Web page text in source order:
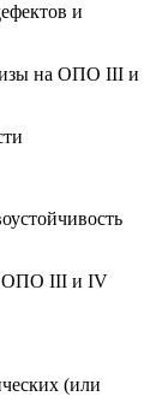
и
на ОПО III и
ОПО III и IV
(или